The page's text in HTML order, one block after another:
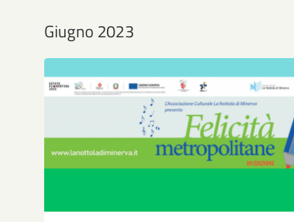
Giugno 2023